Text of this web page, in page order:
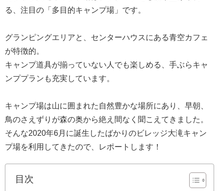
る、注目の「多目的キャンプ場」です。
グランピングエリアと、センターハウスにある青空カフェ
が特徴的。
キャンプ道具が揃っていない人でも楽しめる、手ぶらキャ
ンププランも充実しています。
キャンプ場は山に囲まれた自然豊かな場所にあり、早朝、
鳥のさえずりが森の奥から絶え間なく聞こえてきました。
そんな2020年6月に誕生したばかりのビレッジ大滝キャン
プ場を利用してきたので、レポートします！
目次